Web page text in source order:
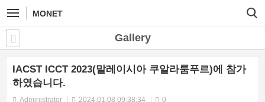
MONET
Gallery
IACST ICCT 2023(말레이시아 쿠알라룸푸르)에 참가
하였습니다.
Administrator 2024.01.08 09:38:34 0